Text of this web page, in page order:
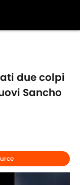
due colpi
Sancho